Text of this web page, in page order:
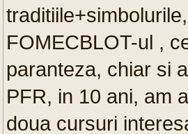
FOMECBLOT-ul ,
paranteza, chiar si
PFR, in 10 ani, am
doua cursuri